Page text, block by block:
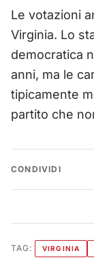
Le votazioni
Virginia. Lo
democratica
anni, ma le
tipicamente
partito che
CONDIVIDI
TAG: VIRGINIA